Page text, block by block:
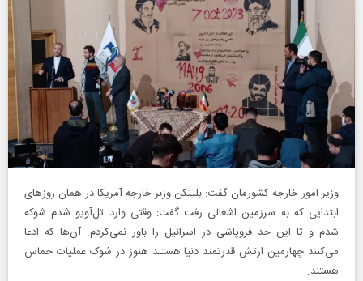
وزیر امور خارجه کشورمان گفت: بلینکن وزبر خارجه آمریکا در همان روز‌های
ابتدایی که به سرزمین اشغالی رفت گفت: وقتی وارد تل‌آویو شدم شوکه
شدم و تا این حد فروپاشی در اسرائیل را باور نمی‌کردم. آن‌ها که ادعا
می‌کنند چهارمین ارتش قدرتمند دنیا هستند هنوز در شوک عملیات حماس
هستند.